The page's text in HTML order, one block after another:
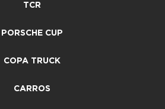
TCR
PORSCHE CUP
COPA TRUCK
CARROS